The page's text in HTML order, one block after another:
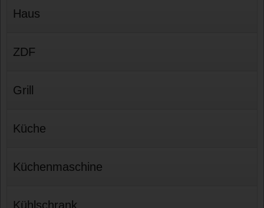
Haus
ZDF
Grill
Küche
Küchenmaschine
Kühlschrank